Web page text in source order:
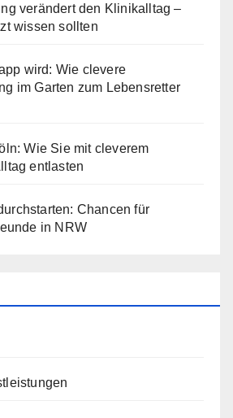
verändert den Klinikalltag –
wissen sollten
wird: Wie clevere
im Garten zum Lebensretter
Wie Sie mit cleverem
entlasten
Chancen für
in NRW